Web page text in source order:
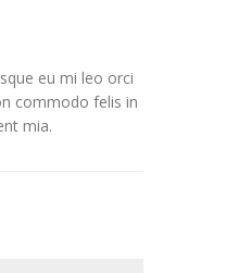
eu mi leo orci
commodo felis in
mia.